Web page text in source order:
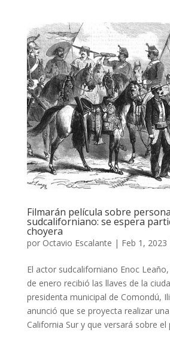
Filmarán película sobre
sudcaliforniano: se espera
choyera
por Octavio Escalante | Feb 1, 2023
El actor sudcaliforniano Enoc
de enero recibió las llaves de la
presidenta municipal de Comondú,
anunció que se proyecta realizar
California Sur y que versará sobre el